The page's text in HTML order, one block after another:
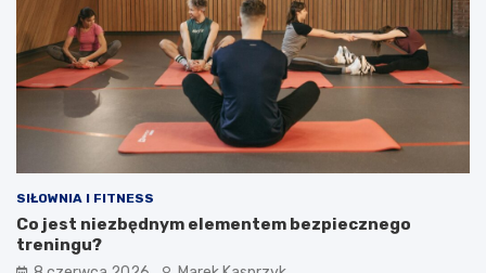
SIŁOWNIA I FITNESS
Co jest niezbędnym elementem bezpiecznego
treningu?